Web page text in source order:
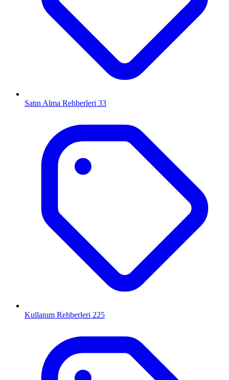
Satın Alma Rehberleri 33
Kullanım Rehberleri 225